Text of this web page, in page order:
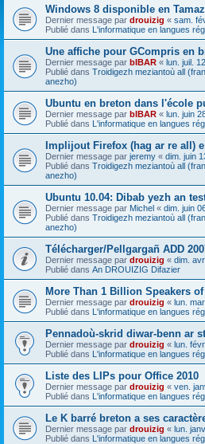
Windows 8 disponible en
Dernier message par drouizig « sam.
Publié dans L'informatique en langues
Une affiche pour GCompris en
Dernier message par bIBAR « lun. juil.
Publié dans Troidigezh meziantoù all
anezho)
Ubuntu en breton dans l'école
Dernier message par bIBAR « lun. juin
Publié dans L'informatique en langues
Implijout Firefox (hag ar re all)
Dernier message par jeremy « dim. juin
Publié dans Troidigezh meziantoù all
anezho)
Ubuntu 10.04: Dibab yezh an
Dernier message par Michel « dim. juin
Publié dans Troidigezh meziantoù all
anezho)
Télécharger/Pellgargañ ADD
Dernier message par drouizig « dim.
Publié dans An DROUIZIG Difazier
More Than 1 Billion Speakers
Dernier message par drouizig « lun.
Publié dans L'informatique en langues
Pennadoù-skrid diwar-benn ar
Dernier message par drouizig « lun.
Publié dans L'informatique en langues
Liste des LIPs pour Office 2010
Dernier message par drouizig « ven.
Publié dans L'informatique en langues
Le K barré breton a ses
Dernier message par drouizig « lun.
Publié dans L'informatique en langues